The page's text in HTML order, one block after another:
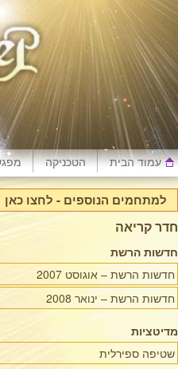
עמוד הבית הטכניקה
למתחמים הנוספים - לחצו כאן
חדר קריאה
חדשות הרשת
חדשות הרשת – אוגוסט 2007
חדשות הרשת – ינואר 2008
מדיטציות
שטיפה ספירלית